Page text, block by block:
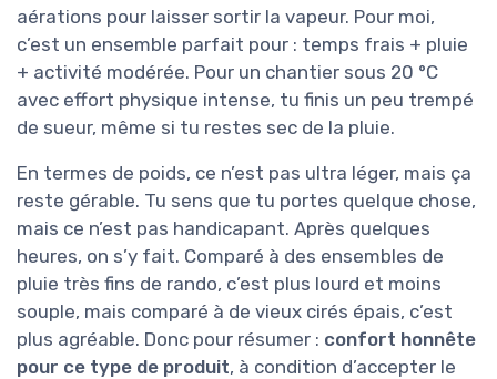
aérations pour laisser sortir la vapeur. Pour moi,
c’est un ensemble parfait pour : temps frais + pluie
+ activité modérée. Pour un chantier sous 20 °C
avec effort physique intense, tu finis un peu trempé
de sueur, même si tu restes sec de la pluie.
En termes de poids, ce n’est pas ultra léger, mais ça
reste gérable. Tu sens que tu portes quelque chose,
mais ce n’est pas handicapant. Après quelques
heures, on s’y fait. Comparé à des ensembles de
pluie très fins de rando, c’est plus lourd et moins
souple, mais comparé à de vieux cirés épais, c’est
plus agréable. Donc pour résumer : confort honnête
pour ce type de produit, à condition d’accepter le